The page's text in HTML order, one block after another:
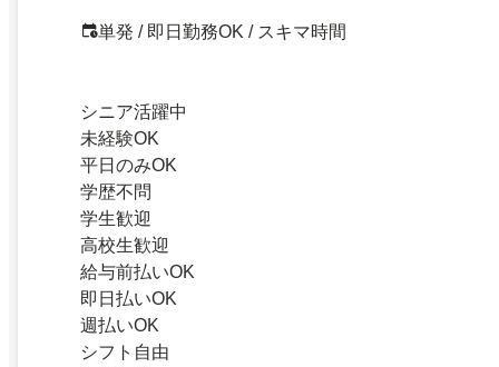
単発 / 即日勤務OK / スキマ時間
シニア活躍中
未経験OK
平日のみOK
学歴不問
学生歓迎
高校生歓迎
給与前払いOK
即日払いOK
週払いOK
シフト自由